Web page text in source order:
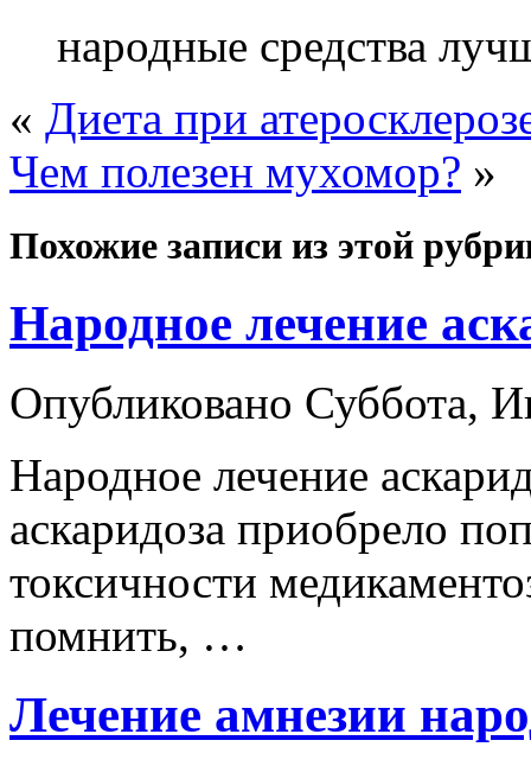
народные средства
« Диета при
Чем полезен мухомор? »
Похожие записи из этой
Народное лечение
Опубликовано Суббота,
Народное лечение
аскаридоза приобрело
токсичности
помнить, …
Лечение амнезии